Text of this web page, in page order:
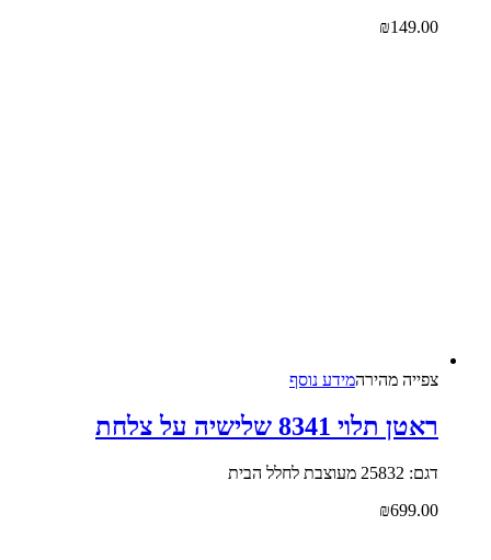
₪149.00
צפייה‬ ‫מהירה‬מידע נוסף
ראטן תלוי 8341 שלישיה על צלחת
דגם: 25832 מעוצבת לחלל הבית
₪699.00